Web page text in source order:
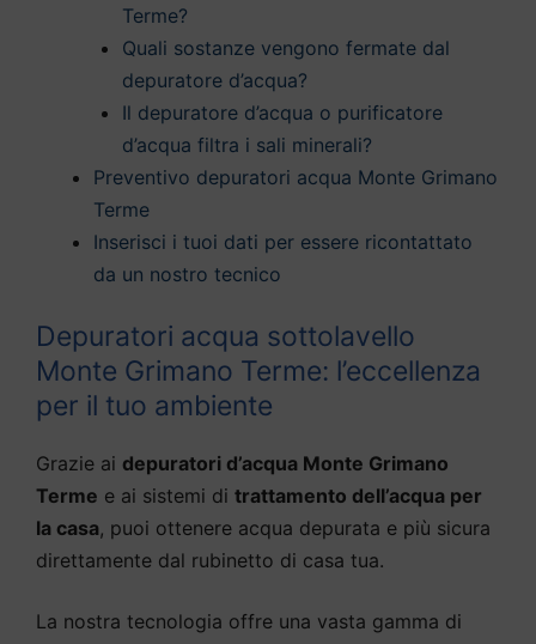
Terme?
Quali sostanze vengono fermate dal
depuratore d’acqua?
Il depuratore d’acqua o purificatore
d’acqua filtra i sali minerali?
Preventivo depuratori acqua Monte Grimano
Terme
Inserisci i tuoi dati per essere ricontattato
da un nostro tecnico
Depuratori acqua sottolavello
Monte Grimano Terme: l’eccellenza
per il tuo ambiente
Grazie ai depuratori d’acqua Monte Grimano
Terme e ai sistemi di trattamento dell’acqua per
la casa, puoi ottenere acqua depurata e più sicura
direttamente dal rubinetto di casa tua.
La nostra tecnologia offre una vasta gamma di